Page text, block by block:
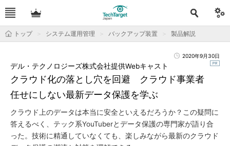
トップ システム運用管理 バックアップ装置 製品解説
2020年9月30日
クラウド化の落とし穴を回避 クラウド事業者
任せにしない最新データ保護を学ぶ
デル・テクノロジーズ株式会社提供Webキャスト
クラウド上のデータは本当に安全といえるだろうか？この疑問に
答えるべく、テック系YouTuberとデータ保護の専門家が語り合
った。技術に精通していなくても、楽しみながら最新のクラウド